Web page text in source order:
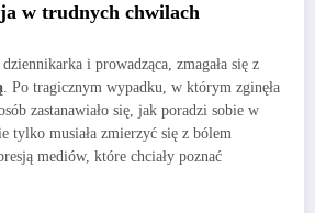
w trudnych chwilach
i prowadząca, zmagała się z
. Po tragicznym wypadku, w którym zginęła
zastanawiało się, jak poradzi sobie w
tylko musiała zmierzyć się z bólem
mediów, które chciały poznać